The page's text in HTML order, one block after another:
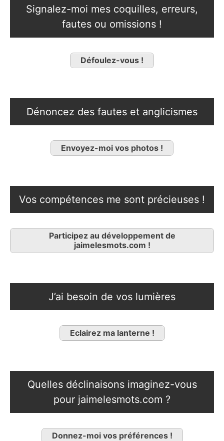
Signalez-moi mes coquilles, erreurs,
fautes ou omissions !
Défoulez-vous !
Dénoncez des fautes et anglicismes
Envoyez-moi vos photos !
Vos compétences me sont précieuses !
Participez au développement de
jaimelesmots.com !
J’ai besoin de vos lumières
Eclairez ma lanterne !
Quelles déclinaisons imaginez-vous
pour jaimelesmots.com ?
Donnez-moi vos préférences !